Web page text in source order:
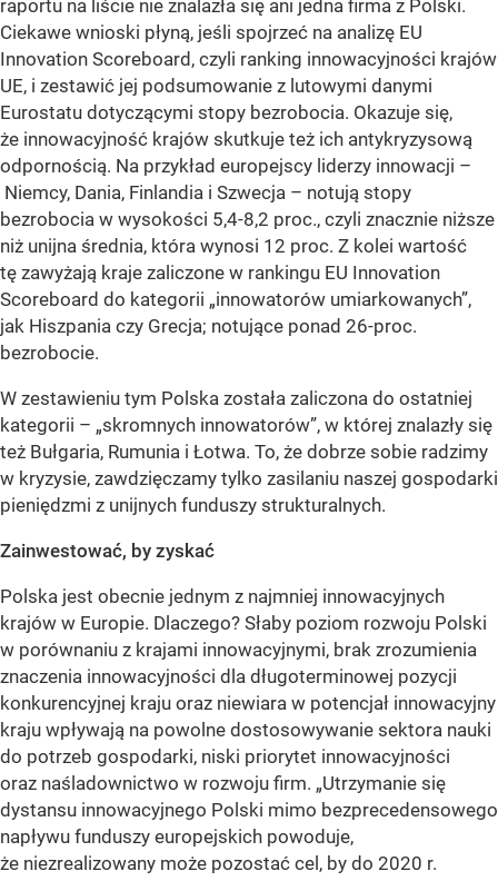
raportu na liście nie znalazła się ani jedna firma z Polski.
Ciekawe wnioski płyną, jeśli spojrzeć na analizę EU
Innovation Scoreboard, czyli ranking innowacyjności krajów
UE, i zestawić jej podsumowanie z lutowymi danymi
Eurostatu dotyczącymi stopy bezrobocia. Okazuje się,
że innowacyjność krajów skutkuje też ich antykryzysową
odpornością. Na przykład europejscy liderzy innowacji –
Niemcy, Dania, Finlandia i Szwecja – notują stopy
bezrobocia w wysokości 5,4-8,2 proc., czyli znacznie niższe
niż unijna średnia, która wynosi 12 proc. Z kolei wartość
tę zawyżają kraje zaliczone w rankingu EU Innovation
Scoreboard do kategorii „innowatorów umiarkowanych”,
jak Hiszpania czy Grecja; notujące ponad 26-proc.
bezrobocie.
W zestawieniu tym Polska została zaliczona do ostatniej
kategorii – „skromnych innowatorów”, w której znalazły się
też Bułgaria, Rumunia i Łotwa. To, że dobrze sobie radzimy
w kryzysie, zawdzięczamy tylko zasilaniu naszej gospodarki
pieniędzmi z unijnych funduszy strukturalnych.
Zainwestować, by zyskać
Polska jest obecnie jednym z najmniej innowacyjnych
krajów w Europie. Dlaczego? Słaby poziom rozwoju Polski
w porównaniu z krajami innowacyjnymi, brak zrozumienia
znaczenia innowacyjności dla długoterminowej pozycji
konkurencyjnej kraju oraz niewiara w potencjał innowacyjny
kraju wpływają na powolne dostosowywanie sektora nauki
do potrzeb gospodarki, niski priorytet innowacyjności
oraz naśladownictwo w rozwoju firm. „Utrzymanie się
dystansu innowacyjnego Polski mimo bezprecedensowego
napływu funduszy europejskich powoduje,
że niezrealizowany może pozostać cel, by do 2020 r.